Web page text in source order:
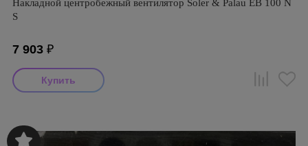
Накладной центробежный вентилятор Soler & Palau EB 100 N
S
7 903 ₽